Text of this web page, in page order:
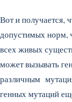
Вот и получается,
допустимых норм,
всех живых
может вызывать
различным
генных мутаций